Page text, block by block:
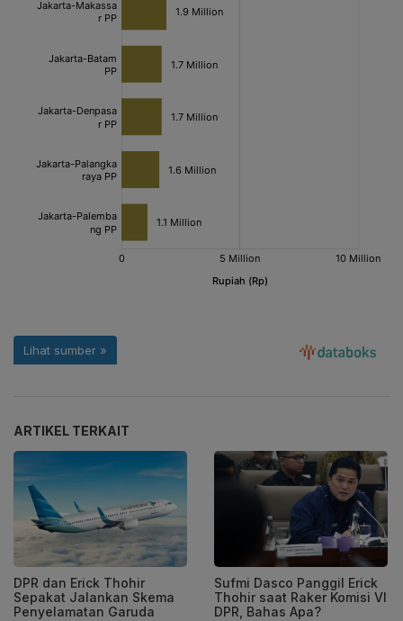
ARTIKEL TERKAIT
DPR dan Erick Thohir
Sepakat Jalankan Skema
Penyelamatan Garuda
Sufmi Dasco Panggil Erick
Thohir saat Raker Komisi VI
DPR, Bahas Apa?